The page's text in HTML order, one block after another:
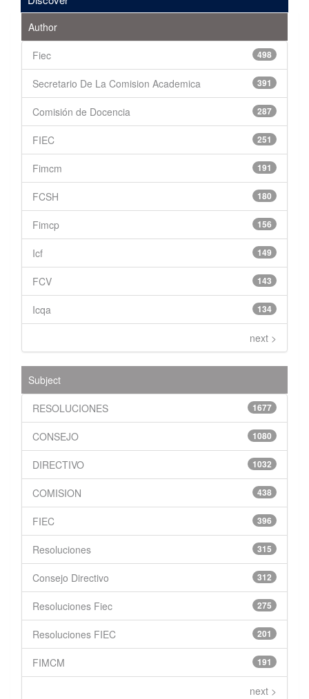
Author
498
Fiec
391
Secretario De La Comision Academica
287
Comisión de Docencia
251
FIEC
191
Fimcm
180
FCSH
156
Fimcp
149
Icf
143
FCV
134
Icqa
next >
Subject
1677
RESOLUCIONES
1080
CONSEJO
1032
DIRECTIVO
438
COMISION
396
FIEC
315
Resoluciones
312
Consejo Directivo
275
Resoluciones Fiec
201
Resoluciones FIEC
191
FIMCM
next >